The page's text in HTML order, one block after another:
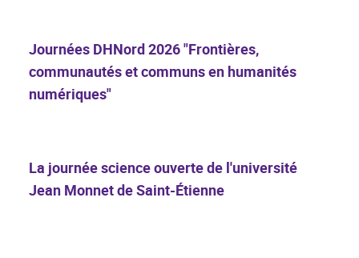
Journées DHNord 2026 "Frontières,
communautés et communs en humanités
numériques"
La journée science ouverte de l'université
Jean Monnet de Saint-Étienne